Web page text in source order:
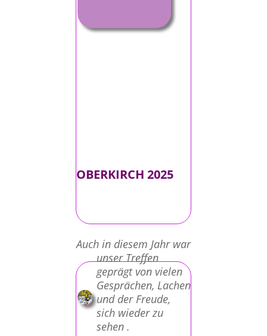
OBERKIRCH 2025
Auch in diesem Jahr war
unser Treffen
geprägt von vielen
Gesprächen, Lachen
und der Freude,
sich wieder zu
sehen .